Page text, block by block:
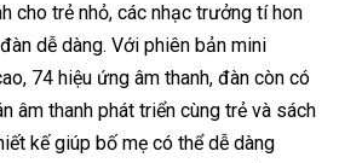
cho trẻ nhỏ, các nhạc trưởng tí hon
dễ dàng. Với phiên bản mini
74 hiệu ứng âm thanh, đàn còn có
âm thanh phát triển cùng trẻ và sách
kế giúp bố mẹ có thể dễ dàng